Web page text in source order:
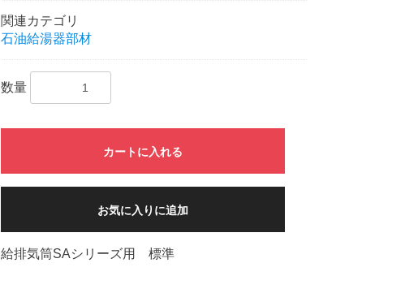
関連カテゴリ
石油給湯器部材
数量
カートに入れる
お気に入りに追加
給排気筒SAシリーズ用 標準